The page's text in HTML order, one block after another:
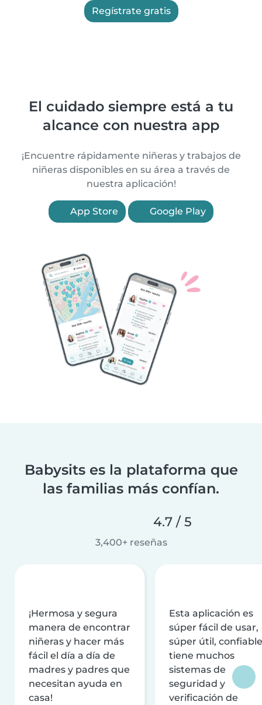
Regístrate gratis
El cuidado siempre está a tu
alcance con nuestra app
¡Encuentre rápidamente niñeras y trabajos de
niñeras disponibles en su área a través de
nuestra aplicación!
App Store Google Play
Babysits es la plataforma que
las familias más confían.
4.7 / 5
3,400+ reseñas
¡Hermosa y segura
manera de encontrar
niñeras y hacer más
fácil el día a día de
madres y padres que
necesitan ayuda en
casa!
Esta aplicación es
súper fácil de usar,
súper útil,
tiene muchos
sistemas de
seguridad y
verificación de